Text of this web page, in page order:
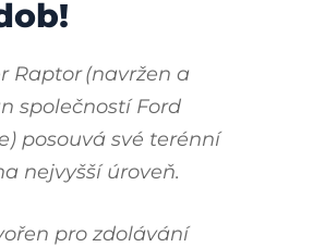
Raptor(navržen a
společností Ford
posouvá své terénní
nejvyšší úroveň.
pro zdolávání